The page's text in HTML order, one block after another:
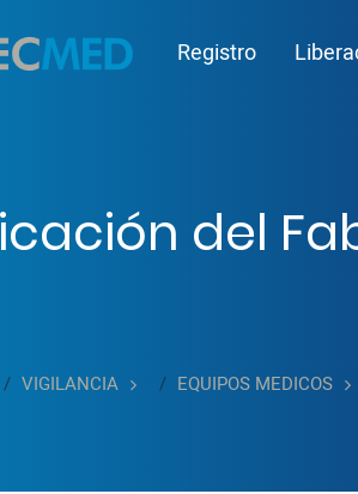
Main
Registro
del
VIGILANCIA EQUIPOS MEDICOS